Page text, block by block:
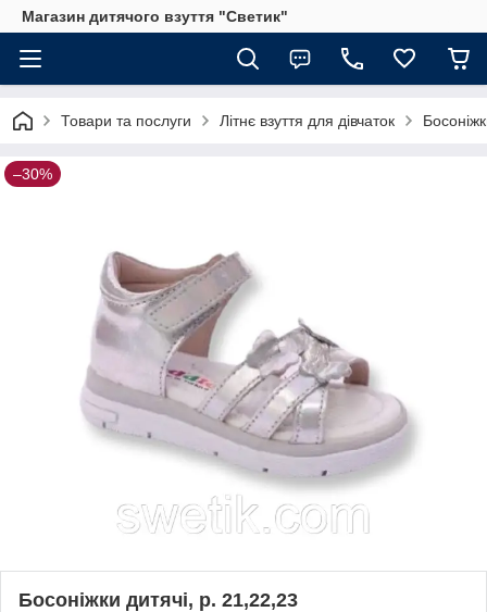
Магазин дитячого взуття "Светик"
Товари та послуги Літнє взуття для дівчаток
–30%
Босоніжки дитячі, р. 21,22,23